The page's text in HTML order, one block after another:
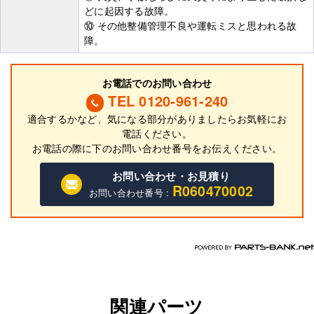
どに起因する故障。
⑩ その他整備管理不良や運転ミスと思われる故
障。
お電話でのお問い合わせ
TEL 0120-961-240
適合するかなど、気になる部分がありましたらお気軽にお
電話ください。
お電話の際に下のお問い合わせ番号をお伝えください。
お問い合わせ・お見積り
お問い合わせ番号 : R060470002
関連パーツ